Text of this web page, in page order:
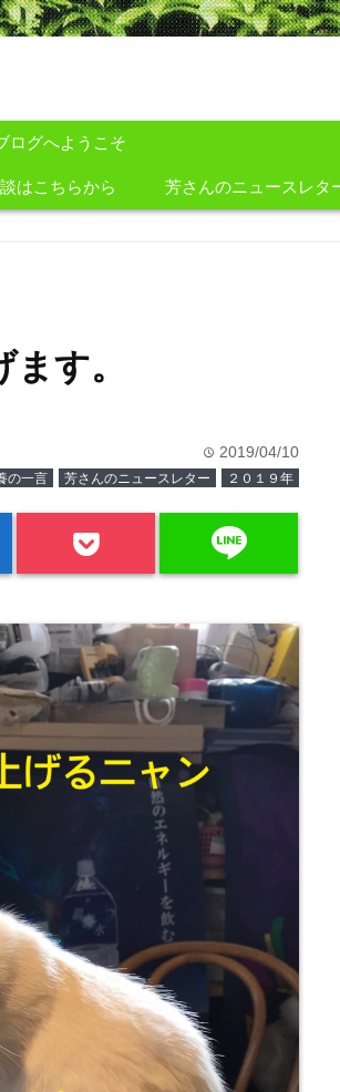
ログへようこそ
はこちらから 芳さんのニュースレタ
す。
time 2019/04/10
の一言 芳さんのニュースレター ２０１９年
line